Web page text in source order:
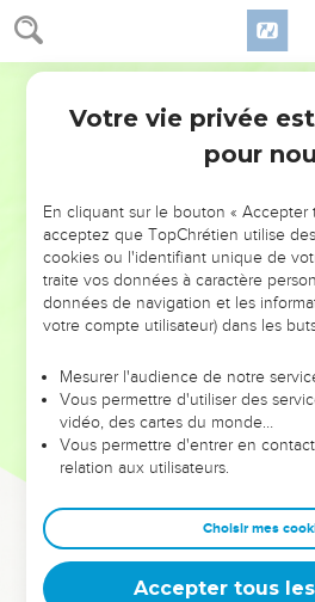
NE MANQUEZ PAS
DE
ET SI LEURS ERREURS
VOTRES ?
leur foi ou leur vision. Mais on voit
et les saisons difficiles qu'ils ont
sont elles qui les ont
Dans cette conférence, leaders,
clés pour avancer avec plus de
deviennent vos tremplins. Que vous
équipe, un groupe ou une famille,
Votre vie privée
pour
En cliquant sur le bouton « Accepter
acceptez que TopChrétien utilise
cookies ou l'identifiant unique de
traite vos données à caractère
données de navigation et les
votre compte utilisateur) dans les
Mesurer l'audience de notre
Vous permettre d'utiliser des
vidéo, des cartes du monde…
Vous permettre d'entrer en
relation aux utilisateurs.
Choisir mes
Accepter tous